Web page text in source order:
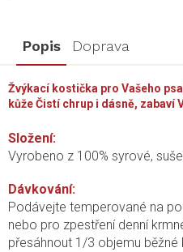
Popis Doprava
Žvýkací kostička pro Vašeho
kůže Čistí chrup i dásně, zabaví
Složení:
Vyrobeno z 100% syrové,
Dávkování:
Podávejte temperované na
nebo pro zpestření denní
přesáhnout 1/3 objemu